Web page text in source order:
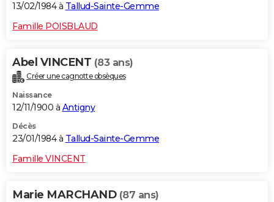
13/02/1984 à Tallud-Sainte-Gemme
Famille POISBLAUD
Abel VINCENT (83 ans)
Créer une cagnotte obsèques
Naissance
12/11/1900 à Antigny
Décès
23/01/1984 à Tallud-Sainte-Gemme
Famille VINCENT
Marie MARCHAND (87 ans)